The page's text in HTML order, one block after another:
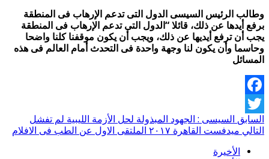
وطالب الرئيس السيسى الدول التى تدعم الإرهاب فى المنطقة
برفع أيدها عن ذلك، قائلا “الدول التى تدعم الإرهاب فى المنطقة
يجب أن ترفع أيديها عن ذلك، ويجب أن يكون موقفنا كلنا واضحا
وحاسما وأن يكون لنا وجهة واحدة فى التحدث أمام العالم فى هذه
المسائل
Facebook
Twitter
السابق السيسى : الجهود المبذولة لحل الأزمة الليبية لم تفشل
التالي ميدفست القاهرة ٢٠١٧ الملتقى الاول عن الطب فى الافلام
الأخيرة